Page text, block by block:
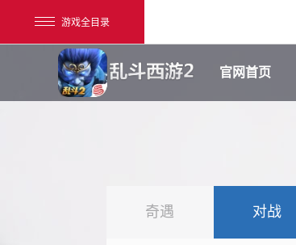
游戏全目录
官网首页
奇遇 对战